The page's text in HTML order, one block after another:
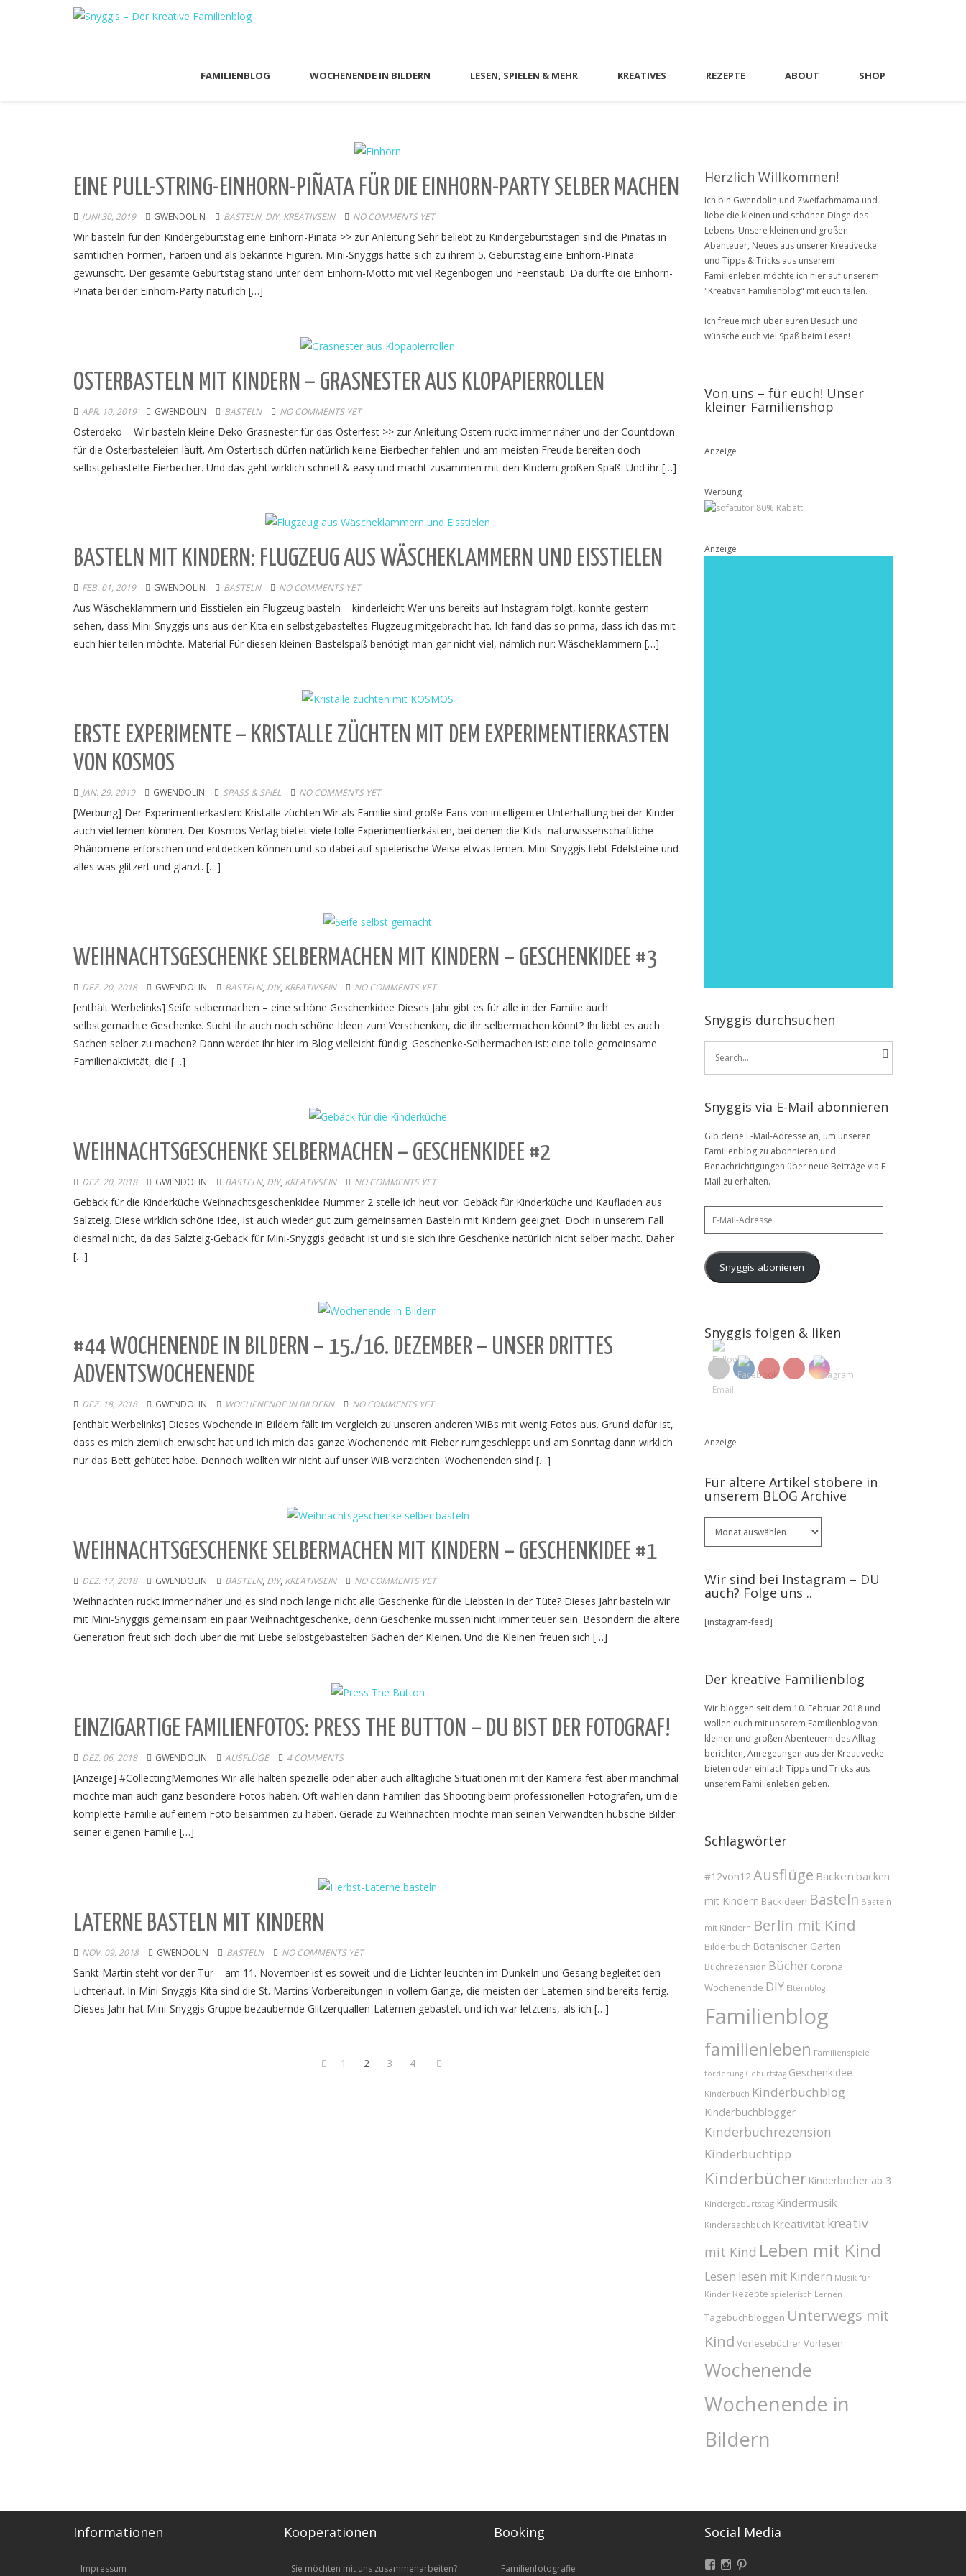
FAMILIENBLOG WOCHENENDE IN BILDERN LESEN, SPIELEN & MEHR KREATIVES REZEPTE ABOUT SHOP
EINE PULL-STRING-EINHORN-PIÑATA FÜR DIE EINHORN-PARTY SELBER MACHEN
JUNI 30, 2019 GWENDOLIN BASTELN, DIY, KREATIVSEIN NO COMMENTS YET
Wir basteln für den Kindergeburtstag eine Einhorn-Piñata >> zur Anleitung Sehr beliebt zu Kindergeburtstagen sind die Piñatas in
sämtlichen Formen, Farben und als bekannte Figuren. Mini-Snyggis hatte sich zu ihrem 5. Geburtstag eine Einhorn-Piñata
gewünscht. Der gesamte Geburtstag stand unter dem Einhorn-Motto mit viel Regenbogen und Feenstaub. Da durfte die Einhorn-
Piñata bei der Einhorn-Party natürlich […]
OSTERBASTELN MIT KINDERN – GRASNESTER AUS KLOPAPIERROLLEN
APR. 10, 2019 GWENDOLIN BASTELN NO COMMENTS YET
Osterdeko – Wir basteln kleine Deko-Grasnester für das Osterfest >> zur Anleitung Ostern rückt immer näher und der Countdown
für die Osterbasteleien läuft. Am Ostertisch dürfen natürlich keine Eierbecher fehlen und am meisten Freude bereiten doch
selbstgebastelte Eierbecher. Und das geht wirklich schnell & easy und macht zusammen mit den Kindern großen Spaß. Und ihr […]
BASTELN MIT KINDERN: FLUGZEUG AUS WÄSCHEKLAMMERN UND EISSTIELEN
FEB. 01, 2019 GWENDOLIN BASTELN NO COMMENTS YET
Aus Wäscheklammern und Eisstielen ein Flugzeug basteln – kinderleicht Wer uns bereits auf Instagram folgt, konnte gestern
sehen, dass Mini-Snyggis uns aus der Kita ein selbstgebasteltes Flugzeug mitgebracht hat. Ich fand das so prima, dass ich das mit
euch hier teilen möchte. Material Für diesen kleinen Bastelspaß benötigt man gar nicht viel, nämlich nur: Wäscheklammern […]
ERSTE EXPERIMENTE – KRISTALLE ZÜCHTEN MIT DEM EXPERIMENTIERKASTEN
VON KOSMOS
JAN. 29, 2019 GWENDOLIN SPASS & SPIEL NO COMMENTS YET
[Werbung] Der Experimentierkasten: Kristalle züchten Wir als Familie sind große Fans von intelligenter Unterhaltung bei der Kinder
auch viel lernen können. Der Kosmos Verlag bietet viele tolle Experimentierkästen, bei denen die Kids naturwissenschaftliche
Phänomene erforschen und entdecken können und so dabei auf spielerische Weise etwas lernen. Mini-Snyggis liebt Edelsteine und
alles was glitzert und glänzt. […]
WEIHNACHTSGESCHENKE SELBERMACHEN MIT KINDERN – GESCHENKIDEE #3
DEZ. 20, 2018 GWENDOLIN BASTELN, DIY, KREATIVSEIN NO COMMENTS YET
[enthält Werbelinks] Seife selbermachen – eine schöne Geschenkidee Dieses Jahr gibt es für alle in der Familie auch
selbstgemachte Geschenke. Sucht ihr auch noch schöne Ideen zum Verschenken, die ihr selbermachen könnt? Ihr liebt es auch
Sachen selber zu machen? Dann werdet ihr hier im Blog vielleicht fündig. Geschenke-Selbermachen ist: eine tolle gemeinsame
Familienaktivität, die […]
WEIHNACHTSGESCHENKE SELBERMACHEN – GESCHENKIDEE #2
DEZ. 20, 2018 GWENDOLIN BASTELN, DIY, KREATIVSEIN NO COMMENTS YET
Gebäck für die Kinderküche Weihnachtsgeschenkidee Nummer 2 stelle ich heut vor: Gebäck für Kinderküche und Kaufladen aus
Salzteig. Diese wirklich schöne Idee, ist auch wieder gut zum gemeinsamen Basteln mit Kindern geeignet. Doch in unserem Fall
diesmal nicht, da das Salzteig-Gebäck für Mini-Snyggis gedacht ist und sie sich ihre Geschenke natürlich nicht selber macht. Daher
[…]
#44 WOCHENENDE IN BILDERN – 15./16. DEZEMBER – UNSER DRITTES
ADVENTSWOCHENENDE
DEZ. 18, 2018 GWENDOLIN WOCHENENDE IN BILDERN NO COMMENTS YET
[enthält Werbelinks] Dieses Wochende in Bildern fällt im Vergleich zu unseren anderen WiBs mit wenig Fotos aus. Grund dafür ist,
dass es mich ziemlich erwischt hat und ich mich das ganze Wochenende mit Fieber rumgeschleppt und am Sonntag dann wirklich
nur das Bett gehütet habe. Dennoch wollten wir nicht auf unser WiB verzichten. Wochenenden sind […]
WEIHNACHTSGESCHENKE SELBERMACHEN MIT KINDERN – GESCHENKIDEE #1
DEZ. 17, 2018 GWENDOLIN BASTELN, DIY, KREATIVSEIN NO COMMENTS YET
Weihnachten rückt immer näher und es sind noch lange nicht alle Geschenke für die Liebsten in der Tüte? Dieses Jahr basteln wir
mit Mini-Snyggis gemeinsam ein paar Weihnachtgeschenke, denn Geschenke müssen nicht immer teuer sein. Besondern die ältere
Generation freut sich doch über die mit Liebe selbstgebastelten Sachen der Kleinen. Und die Kleinen freuen sich […]
EINZIGARTIGE FAMILIENFOTOS: PRESS THE BUTTON – DU BIST DER FOTOGRAF!
DEZ. 06, 2018 GWENDOLIN AUSFLÜGE 4 COMMENTS
[Anzeige] #CollectingMemories Wir alle halten spezielle oder aber auch alltägliche Situationen mit der Kamera fest aber manchmal
möchte man auch ganz besondere Fotos haben. Oft wählen dann Familien das Shooting beim professionellen Fotografen, um die
komplette Familie auf einem Foto beisammen zu haben. Gerade zu Weihnachten möchte man seinen Verwandten hübsche Bilder
seiner eigenen Familie […]
LATERNE BASTELN MIT KINDERN
NOV. 09, 2018 GWENDOLIN BASTELN NO COMMENTS YET
Sankt Martin steht vor der Tür – am 11. November ist es soweit und die Lichter leuchten im Dunkeln und Gesang begleitet den
Lichterlauf. In Mini-Snyggis Kita sind die St. Martins-Vorbereitungen in vollem Gange, die meisten der Laternen sind bereits fertig.
Dieses Jahr hat Mini-Snyggis Gruppe bezaubernde Glitzerquallen-Laternen gebastelt und ich war letztens, als ich […]
1 2 3 4
Herzlich Willkommen!
Ich bin Gwendolin und Zweifachmama und
liebe die kleinen und schönen Dinge des
Lebens. Unsere kleinen und großen
Abenteuer, Neues aus unserer Kreativecke
und Tipps & Tricks aus unserem
Familienleben möchte ich hier auf unserem
"Kreativen Familienblog" mit euch teilen.
Ich freue mich über euren Besuch und
wünsche euch viel Spaß beim Lesen!
Von uns – für euch! Unser
kleiner Familienshop
Anzeige
Werbung
Anzeige
Snyggis durchsuchen
Search
Snyggis via E-Mail abonnieren
Gib deine E-Mail-Adresse an, um unseren
Familienblog zu abonnieren und
Benachrichtigungen über neue Beiträge via E-
Mail zu erhalten.
Snyggis abonieren
Snyggis folgen & liken
Anzeige
Für ältere Artikel stöbere in
unserem BLOG Archive
ältere
in
unserem
Archive
Wir sind bei Instagram – DU
auch? Folge uns ..
[instagram-feed]
Der kreative Familienblog
Wir bloggen seit dem 10. Februar 2018 und
wollen euch mit unserem Familienblog von
kleinen und großen Abenteuern des Alltag
berichten, Anregeungen aus der Kreativecke
bieten oder einfach Tipps und Tricks aus
unserem Familienleben geben.
Schlagwörter
#12von12 Ausflüge Backen backen
mit Kindern Backideen Basteln Basteln
mit Kindern Berlin mit Kind
Bilderbuch Botanischer Garten
Buchrezension Bücher Corona
Wochenende DIY Elternblog
Familienblog
familienleben Familienspiele
förderung Geburtstag Geschenkidee
Kinderbuch Kinderbuchblog
Kinderbuchblogger
Kinderbuchrezension
Kinderbuchtipp
Kinderbücher Kinderbücher ab 3
Kindergeburtstag Kindermusik
Kindersachbuch Kreativität kreativ
mit Kind Leben mit Kind
Lesen lesen mit Kindern Musik für
Kinder Rezepte spielerisch Lernen
Tagebuchbloggen Unterwegs mit
Kind VorlesebücherVorlesen
Wochenende
Wochenende in
Bildern
Informationen
Impressum
Kooperationen
Sie möchten mit uns zusammenarbeiten?
Booking
Familienfotografie
Social Media
Facebook
Instagram
Pinterest